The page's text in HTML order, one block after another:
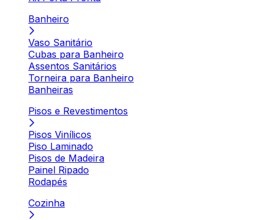
Banheiro
Vaso Sanitário
Cubas para Banheiro
Assentos Sanitários
Torneira para Banheiro
Banheiras
Pisos e Revestimentos
Pisos Vinílicos
Piso Laminado
Pisos de Madeira
Painel Ripado
Rodapés
Cozinha